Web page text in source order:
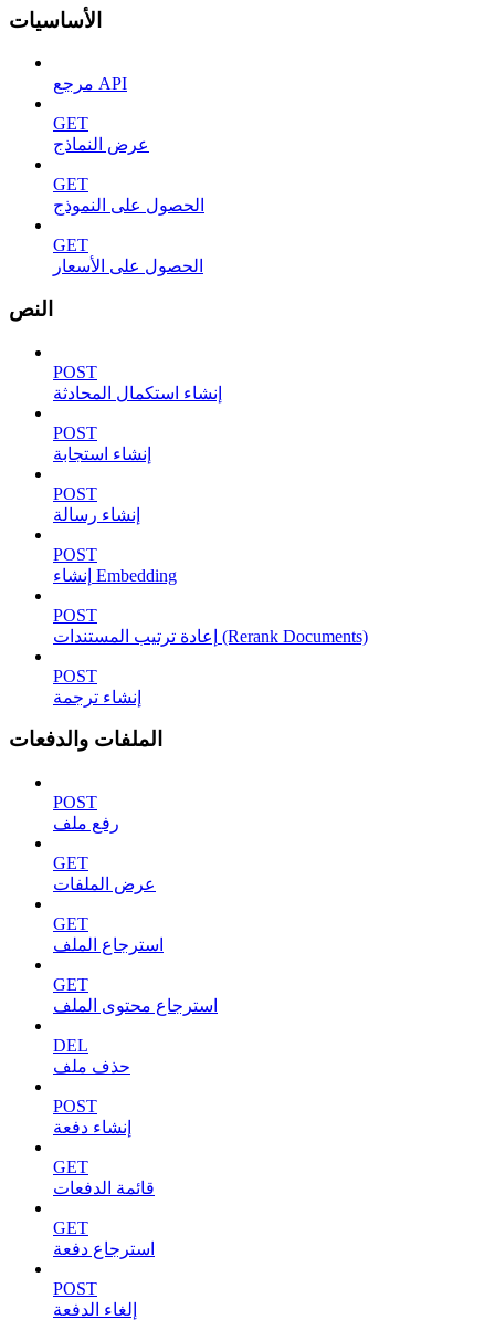
الأساسيات
مرجع API
GET
عرض النماذج
GET
الحصول على النموذج
GET
الحصول على الأسعار
النص
POST
إنشاء استكمال المحادثة
POST
إنشاء استجابة
POST
إنشاء رسالة
POST
إنشاء Embedding
POST
إعادة ترتيب المستندات (Rerank Documents)
POST
إنشاء ترجمة
الملفات والدفعات
POST
رفع ملف
GET
عرض الملفات
GET
استرجاع الملف
GET
استرجاع محتوى الملف
DEL
حذف ملف
POST
إنشاء دفعة
GET
قائمة الدفعات
GET
استرجاع دفعة
POST
إلغاء الدفعة